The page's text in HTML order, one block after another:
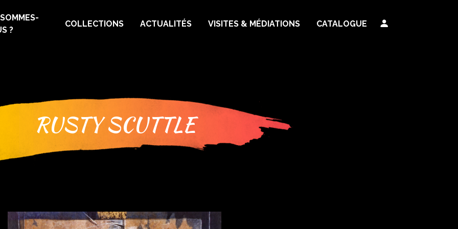
?
COLLECTIONS ACTUALITÉS VISITES & MÉDIATIONS CATALOGUE
RUSTY SCUTTLE